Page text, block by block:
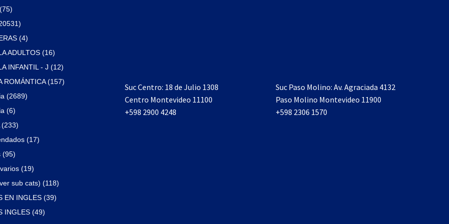
(4)
ADULTOS (16)
INFANTIL - J (12)
ROMÁNTICA (157)
(2689)
(6)
(233)
(17)
(95)
(19)
sub cats) (118)
EN INGLES (39)
INGLES (49)
Suc Centro: 18 de Julio 1308
Centro Montevideo 11100
+598 2900 4248
Suc Paso Molino: Av. Agraciada 4132
Paso Molino Montevideo 11900
+598 2306 1570